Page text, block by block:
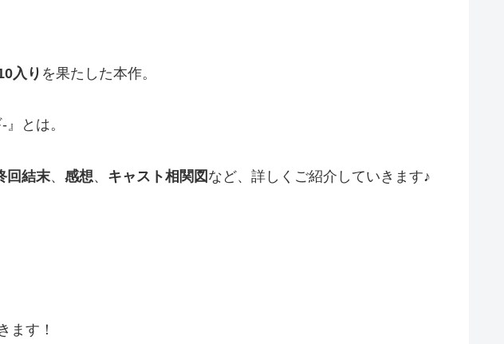
入り を果たした本作。
とは。
回結末、 感想、 キャスト相関図 など、詳しくご紹介していきます♪
ます！